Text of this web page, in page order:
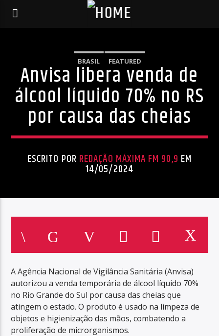
BRASIL FEATURED
Anvisa libera venda de
álcool líquido 70% no RS
por causa das cheias
ESCRITO POR REDAÇÃO MÁXIMA FM 90,9 EM
14/05/2024
A Agência Nacional de Vigilância Sanitária (Anvisa)
autorizou a venda temporária de álcool líquido 70%
no Rio Grande do Sul por causa das cheias que
atingem o estado. O produto é usado na limpeza de
objetos e higienização das mãos, combatendo a
proliferação de microrganismos.